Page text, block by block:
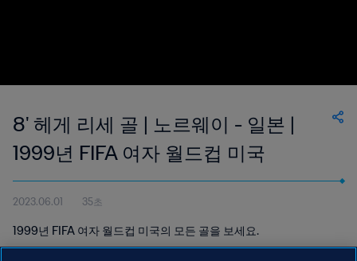
8' 헤게 리세 골 | 노르웨이 - 일본 |
1999년 FIFA 여자 월드컵 미국
2023.06.01 35초
1999년 FIFA 여자 월드컵 미국의 모든 골을 보세요.